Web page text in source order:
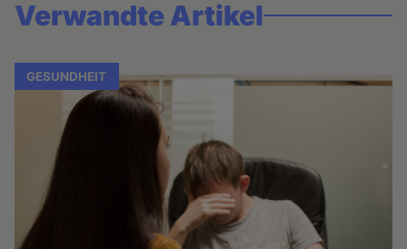
Verwandte Artikel
GESUNDHEIT